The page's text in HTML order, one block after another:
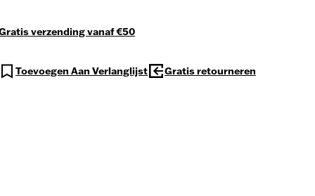
verzending vanaf €50
Toevoegen Aan Verlanglijst Gratis retourneren